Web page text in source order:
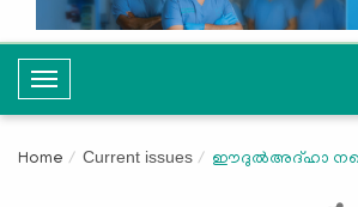
T
o
g
Home Current issues ഈദുല്‍അദ്ഹാ നമ്മെ